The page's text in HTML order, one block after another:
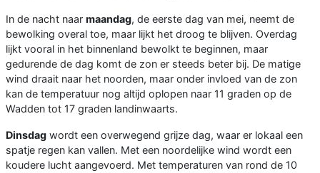
In de nacht naar maandag, de eerste dag van mei, neemt de
bewolking overal toe, maar lijkt het droog te blijven. Overdag
lijkt vooral in het binnenland bewolkt te beginnen, maar
gedurende de dag komt de zon er steeds beter bij. De matige
wind draait naar het noorden, maar onder invloed van de zon
kan de temperatuur nog altijd oplopen naar 11 graden op de
Wadden tot 17 graden landinwaarts.
Dinsdag wordt een overwegend grijze dag, waar er lokaal een
spatje regen kan vallen. Met een noordelijke wind wordt een
koudere lucht aangevoerd. Met temperaturen van rond de 10